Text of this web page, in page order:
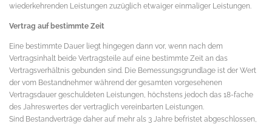
wiederkehrenden Leistungen zuzüglich etwaiger einmaliger Leistungen.
Vertrag auf bestimmte Zeit
Eine bestimmte Dauer liegt hingegen dann vor, wenn nach dem
Vertragsinhalt beide Vertragsteile auf eine bestimmte Zeit an das
Vertragsverhältnis gebunden sind. Die Bemessungsgrundlage ist der Wert
der vom Bestandnehmer während der gesamten vorgesehenen
Vertragsdauer geschuldeten Leistungen, höchstens jedoch das 18-fache
des Jahreswertes der vertraglich vereinbarten Leistungen.
Sind Bestandverträge daher auf mehr als 3 Jahre befristet abgeschlossen,